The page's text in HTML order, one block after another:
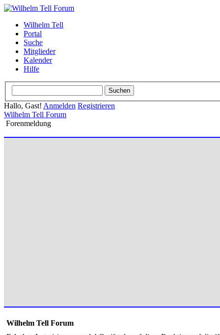
Wilhelm Tell
Portal
Suche
Mitglieder
Kalender
Hilfe
Hallo, Gast! Anmelden Registrieren
Wilhelm Tell Forum
Forenmeldung
Wilhelm Tell Forum